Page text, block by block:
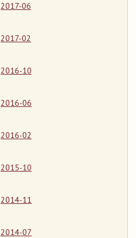
2017-06
2017-02
2016-10
2016-06
2016-02
2015-10
2014-11
2014-07